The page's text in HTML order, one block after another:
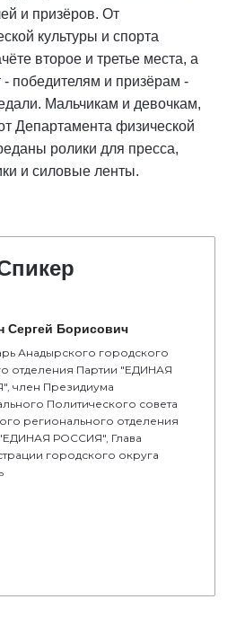
и призёров. От
культуры и спорта
второе и третье места, а
- победителям и призёрам -
Мальчикам и девочкам,
Департамента физической
ролики для пресса,
и силовые ленты.
Сергей Борисович
Анадырского городского
отделения Партии "ЕДИНАЯ
член Президиума
Политического совета
регионального отделения
РОССИЯ", Глава
городского округа